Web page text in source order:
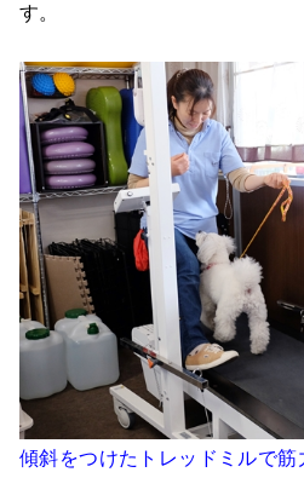
す。
傾斜をつけたトレッドミルで筋